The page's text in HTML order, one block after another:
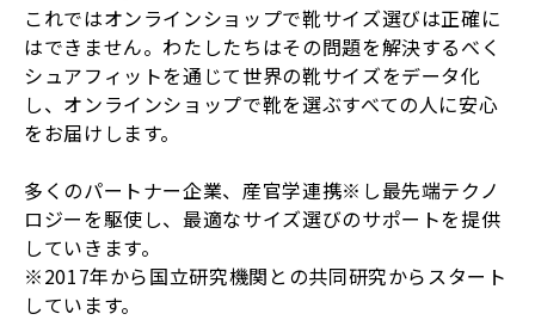
これではオンラインショップで靴サイズ選びは正確に
はできません。わたしたちはその問題を解決するべく
シュアフィットを通じて世界の靴サイズをデータ化
し、オンラインショップで靴を選ぶすべての人に安心
をお届けします。
多くのパートナー企業、産官学連携※し最先端テクノ
ロジーを駆使し、最適なサイズ選びのサポートを提供
していきます。
※2017年から国立研究機関との共同研究からスタート
しています。